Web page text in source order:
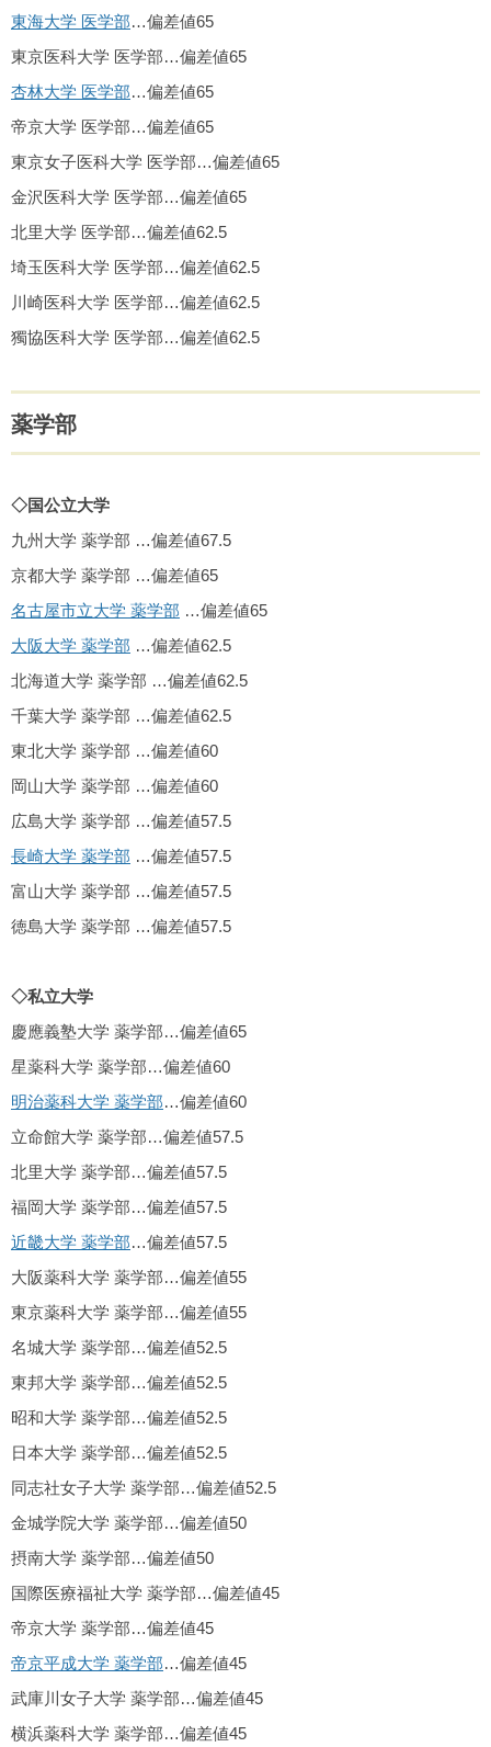
東海大学 医学部…偏差値65
東京医科大学 医学部…偏差値65
杏林大学 医学部…偏差値65
帝京大学 医学部…偏差値65
東京女子医科大学 医学部…偏差値65
金沢医科大学 医学部…偏差値65
北里大学 医学部…偏差値62.5
埼玉医科大学 医学部…偏差値62.5
川崎医科大学 医学部…偏差値62.5
獨協医科大学 医学部…偏差値62.5
薬学部
◇国公立大学
九州大学 薬学部 …偏差値67.5
京都大学 薬学部 …偏差値65
名古屋市立大学 薬学部 …偏差値65
大阪大学 薬学部 …偏差値62.5
北海道大学 薬学部 …偏差値62.5
千葉大学 薬学部 …偏差値62.5
東北大学 薬学部 …偏差値60
岡山大学 薬学部 …偏差値60
広島大学 薬学部 …偏差値57.5
長崎大学 薬学部 …偏差値57.5
富山大学 薬学部 …偏差値57.5
徳島大学 薬学部 …偏差値57.5
◇私立大学
慶應義塾大学 薬学部…偏差値65
星薬科大学 薬学部…偏差値60
明治薬科大学 薬学部…偏差値60
立命館大学 薬学部…偏差値57.5
北里大学 薬学部…偏差値57.5
福岡大学 薬学部…偏差値57.5
近畿大学 薬学部…偏差値57.5
大阪薬科大学 薬学部…偏差値55
東京薬科大学 薬学部…偏差値55
名城大学 薬学部…偏差値52.5
東邦大学 薬学部…偏差値52.5
昭和大学 薬学部…偏差値52.5
日本大学 薬学部…偏差値52.5
同志社女子大学 薬学部…偏差値52.5
金城学院大学 薬学部…偏差値50
摂南大学 薬学部…偏差値50
国際医療福祉大学 薬学部…偏差値45
帝京大学 薬学部…偏差値45
帝京平成大学 薬学部…偏差値45
武庫川女子大学 薬学部…偏差値45
横浜薬科大学 薬学部…偏差値45